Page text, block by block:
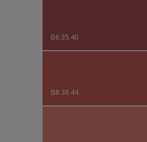
B6.35.40
B8.38.44